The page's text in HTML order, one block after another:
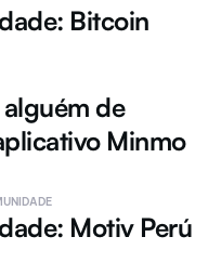
Bitcoin
de
Minmo
Motiv Perú